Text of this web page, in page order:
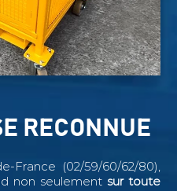
RECONNUE
France (02/59/60/62/80),
non seulementsur toute